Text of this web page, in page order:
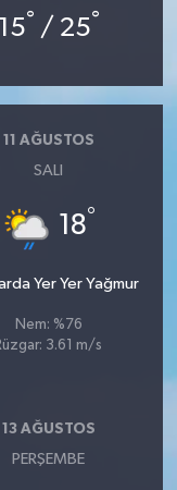
15° / 25°
11 AĞUSTOS
SALI
18°
Yer Yer Yağmur
Nem: %76
3.61 m/s
13 AĞUSTOS
PERŞEMBE